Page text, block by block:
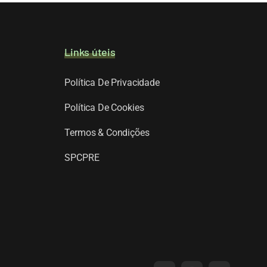
Links úteis
Política De Privacidade
Política De Cookies
Termos & Condições
SPCPRE